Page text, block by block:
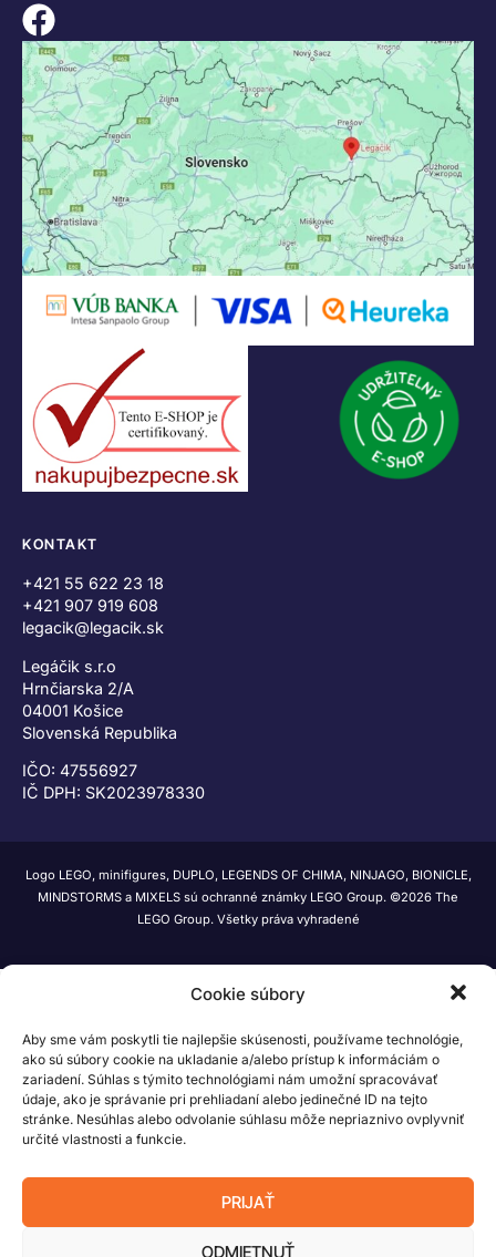
Cookie súbory
Aby sme vám poskytli tie najlepšie skúsenosti, používame technológie,
ako sú súbory cookie na ukladanie a/alebo prístup k informáciám o
zariadení. Súhlas s týmito technológiami nám umožní spracovávať
údaje, ako je správanie pri prehliadaní alebo jedinečné ID na tejto
stránke. Nesúhlas alebo odvolanie súhlasu môže nepriaznivo ovplyvniť
určité vlastnosti a funkcie.
PRIJAŤ
ODMIETNUŤ
KONTAKT
+421 55 622 23 18
+421 907 919 608
legacik@legacik.sk
Legáčik s.r.o
Hrnčiarska 2/A
04001 Košice
Slovenská Republika
IČO: 47556927
IČ DPH: SK2023978330
Logo LEGO, minifigures, DUPLO, LEGENDS OF CHIMA, NINJAGO, BIONICLE,
MINDSTORMS a MIXELS sú ochranné známky LEGO Group. ©2026 The
LEGO Group. Všetky práva vyhradené